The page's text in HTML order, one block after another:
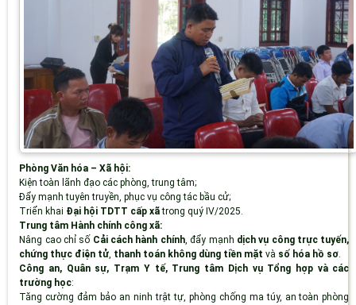
Phòng Văn hóa – Xã hội:
Kiện toàn lãnh đạo các phòng, trung tâm;
Đẩy mạnh tuyên truyền, phục vụ công tác bầu cử;
Triển khai Đại hội TDTT cấp xãtrong quý IV/2025.
Trung tâm Hành chính công xã:
Nâng cao chỉ số Cải cách hành chính, đẩy mạnh dịch vụ công trực tuyến,
chứng thực điện tử, thanh toán không dùng tiền mặt và số hóa hồ sơ.
Công an, Quân sự, Trạm Y tế, Trung tâm Dịch vụ Tổng hợp và các
trường học:
Tăng cường đảm bảo an ninh trật tự, phòng chống ma túy, an toàn phòng